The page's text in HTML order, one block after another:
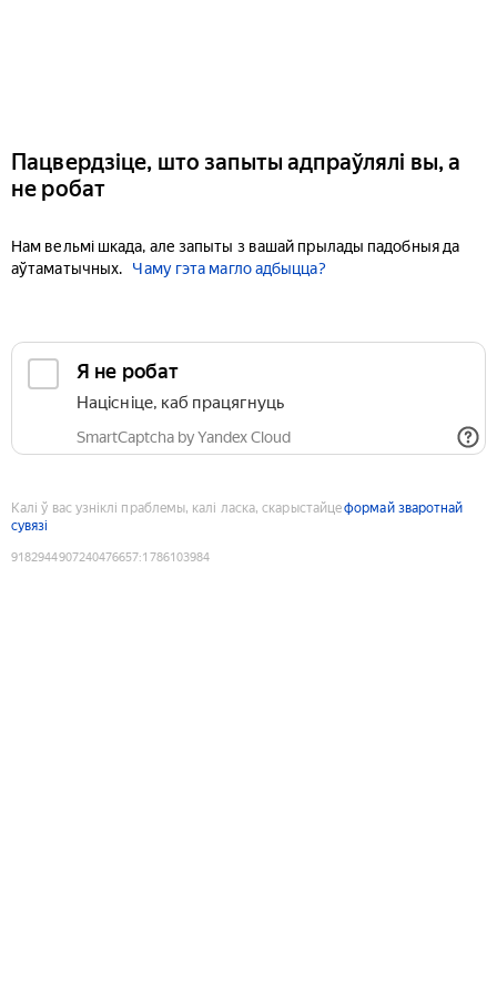
Пацвердзіце, што запыты адпраўлялі вы, а
не робат
Нам вельмі шкада, але запыты з вашай прылады падобныя да
аўтаматычных.
Чаму гэта магло адбыцца?
Я не робат
Націсніце, каб працягнуць
SmartCaptcha by Yandex Cloud
Калі ў вас узніклі праблемы, калі ласка, скарыстайцеформай зваротнай
сувязі
9182944907240476657:1786103984